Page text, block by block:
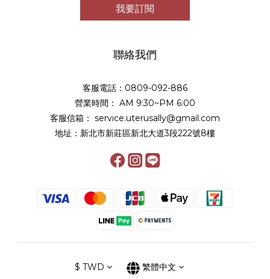
我要訂閱
聯絡我們
客服電話：0809-092-886
營業時間： AM 9:30~PM 6:00
客服信箱： service.uterusally@gmail.com
地址：新北市新莊區新北大道3段222號8樓
$ TWD 繁體中文